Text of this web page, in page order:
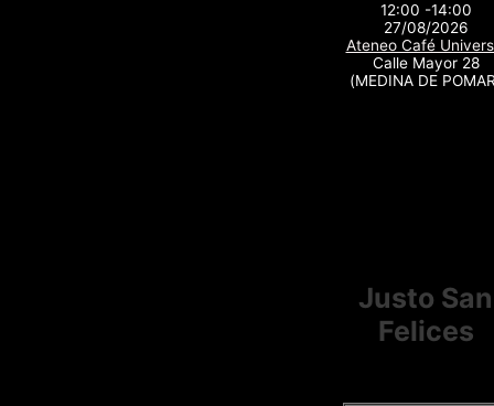
12:00 -14:00
27/08/2026
Ateneo Café
Calle Mayor 28
(MEDINA DE
Justo San
Felices